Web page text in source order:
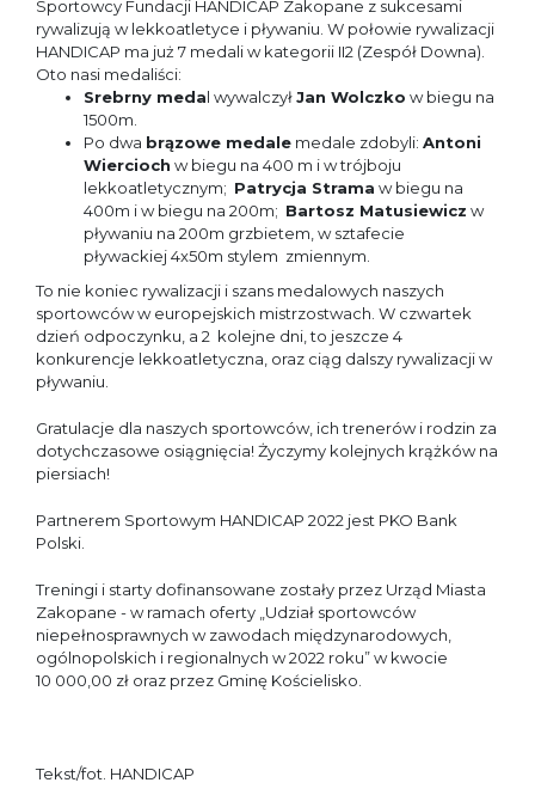
Sportowcy Fundacji HANDICAP Zakopane z sukcesami
rywalizują w lekkoatletyce i pływaniu. W połowie rywalizacji
HANDICAP ma już 7 medali w kategorii II2 (Zespół Downa).
Oto nasi medaliści:
Srebrny medal wywalczyłJan Wolczko w biegu na
1500m.
Po dwa brązowe medale medale zdobyli: Antoni
Wiercioch w biegu na 400 m i w trójboju
lekkoatletycznym; Patrycja Strama w biegu na
400m i w biegu na 200m; Bartosz Matusiewicz w
pływaniu na 200m grzbietem, w sztafecie
pływackiej 4x50m stylem zmiennym.
To nie koniec rywalizacji i szans medalowych naszych
sportowców w europejskich mistrzostwach. W czwartek
dzień odpoczynku, a 2 kolejne dni, to jeszcze 4
konkurencje lekkoatletyczna, oraz ciąg dalszy rywalizacji w
pływaniu.
Gratulacje dla naszych sportowców, ich trenerów i rodzin za
dotychczasowe osiągnięcia! Życzymy kolejnych krążków na
piersiach!
Partnerem Sportowym HANDICAP 2022 jest PKO Bank
Polski.
Treningi i starty dofinansowane zostały przez Urząd Miasta
Zakopane - w ramach oferty „Udział sportowców
niepełnosprawnych w zawodach międzynarodowych,
ogólnopolskich i regionalnych w 2022 roku” w kwocie
10 000,00 zł oraz przez Gminę Kościelisko.
Tekst/fot. HANDICAP